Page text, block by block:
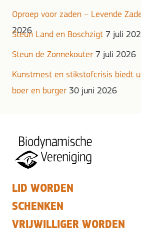
Oproep voor zaden – Levende
2026
Steun Land en Boschzigt 7 juli
Steun de Zonnekouter 7 juli 2026
Kunstmest en stikstofcrisis biedt
boer en burger 30 juni 2026
LID WORDEN
SCHENKEN
VRIJWILLIGER WORDEN